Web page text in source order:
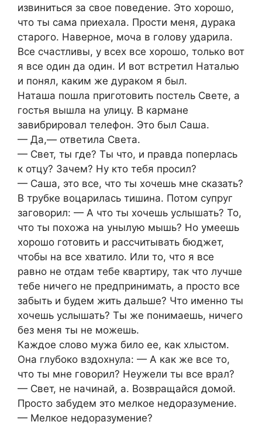
извиниться за свое поведение. Это хорошо,
что ты сама приехала. Прости меня, дурака
старого. Наверное, моча в голову ударила.
Все счастливы, у всех все хорошо, только вот
я все один да один. И вот встретил Наталью
и понял, каким же дураком я был.
Наташа пошла приготовить постель Свете, а
гостья вышла на улицу. В кармане
завибрировал телефон. Это был Саша.
— Да,— ответила Света.
— Свет, ты где? Ты что, и правда поперлась
к отцу? Зачем? Ну кто тебя просил?
— Саша, это все, что ты хочешь мне сказать?
В трубке воцарилась тишина. Потом супруг
заговорил: — А что ты хочешь услышать? То,
что ты похожа на унылую мышь? Но умеешь
хорошо готовить и рассчитывать бюджет,
чтобы на все хватило. Или то, что я все
равно не отдам тебе квартиру, так что лучше
тебе ничего не предпринимать, а просто все
забыть и будем жить дальше? Что именно ты
хочешь услышать? Ты же понимаешь, ничего
без меня ты не можешь.
Каждое слово мужа било ее, как хлыстом.
Она глубоко вздохнула: — А как же все то,
что ты мне говорил? Неужели ты все врал?
— Свет, не начинай, а. Возвращайся домой.
Просто забудем это мелкое недоразумение.
— Мелкое недоразумение?